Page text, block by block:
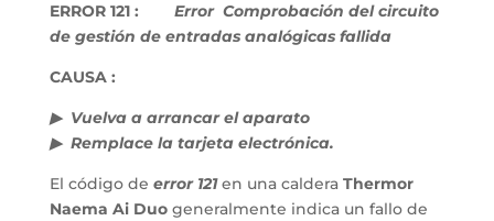
ERROR 121 :
Error Comprobación del circuito
de gestión de entradas analógicas fallida
CAUSA :
▶ Vuelva a arrancar el aparato
▶ Remplace la tarjeta electrónica.
El código de error 121en una caldera Thermor
Naema Ai Duogeneralmente indica un fallo de